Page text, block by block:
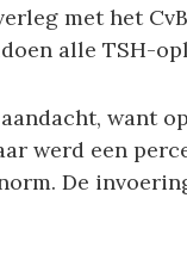
met het
alle TSH-
want
werd een
De